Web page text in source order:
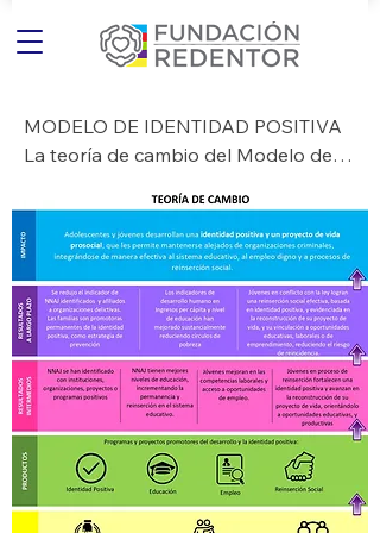
MODELO DE IDENTIDAD POSITIVA
La teoría de cambio del Modelo de
Redentor parte del reconocimiento
de que el involucramiento de
adolescentes y jóvenes en
organizaciones criminales es el
resultado de una combinación de
factores individuales, sociales y
estructurales que inciden
directamente en la construcción de
su identidad y en sus trayectorias de
vida. En este sentido, el modelo
propone que la prevención de la
violencia requiere una intervención